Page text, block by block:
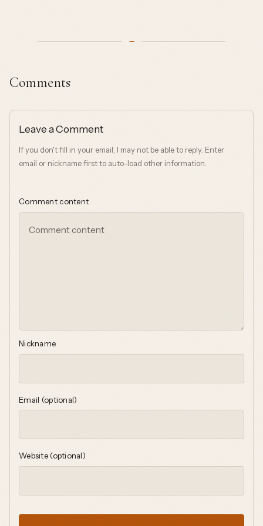
Comments
Leave a Comment
If you don't fill in your email, I may not be able to reply. Enter
email or nickname first to auto-load other information.
Comment content
Nickname
Email (optional)
Website (optional)